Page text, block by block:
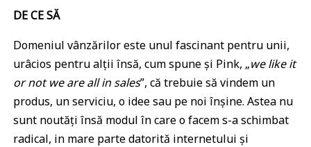
DE CE SĂ
Domeniul vânzărilor este unul fascinant pentru unii,
urâcios pentru alții însă, cum spune și Pink, „we like it
or not we are all in sales”, că trebuie să vindem un
produs, un serviciu, o idee sau pe noi înșine. Astea nu
sunt noutăți însă modul în care o facem s-a schimbat
radical, in mare parte datorită internetului și